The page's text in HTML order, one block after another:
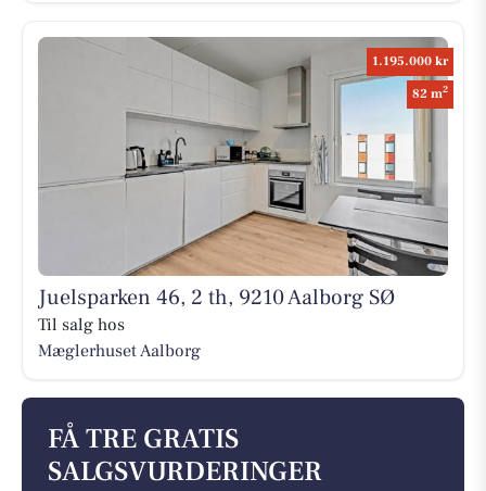
1.195.000 kr
82 m2
Juelsparken 46, 2 th, 9210 Aalborg SØ
Til salg hos
Mæglerhuset Aalborg
FÅ TRE GRATIS
SALGSVURDERINGER